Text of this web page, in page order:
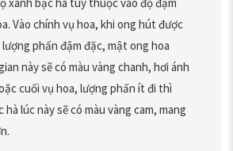
Vào chính vụ hoa, khi ong hút được
phấn đậm đặc, mật ong hoa
này sẽ có màu vàng chanh, hơi ánh
cuối vụ hoa, lượng phấn ít đi thì
lúc này sẽ có màu vàng cam, mang